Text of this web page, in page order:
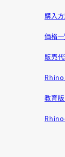
購入
価格
販売
教育